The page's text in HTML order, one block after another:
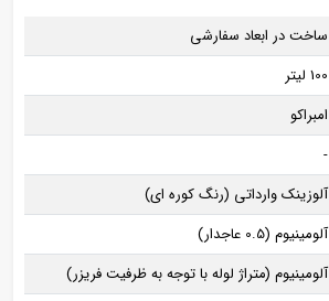
ساخت در ابعاد سفارشی
100 لیتر
امبراکو
-
آلوزینک وارداتی (رنگ کوره ای)
آلومینیوم (0.5 عاجدار)
آلومینیوم (متراژ لوله با توجه به ظرفیت فریزر)